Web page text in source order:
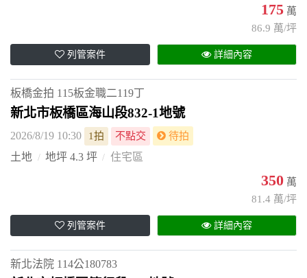
175 萬
86.9 萬/坪
列管案件 詳細內容
板橋金拍 115板金職二119丁
新北市板橋區海山段832-1地號
2026/8/19 10:30 1拍 不點交 待拍
土地 地坪 4.3 坪 住宅區
350 萬
81.4 萬/坪
列管案件 詳細內容
新北法院 114公180783